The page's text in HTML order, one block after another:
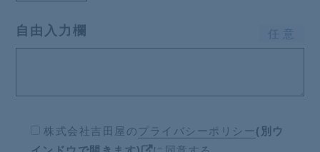
自由入力欄 任 意
株式会社吉田屋の プライバシーポリシー(別ウ